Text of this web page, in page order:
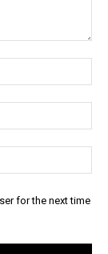
for the next time